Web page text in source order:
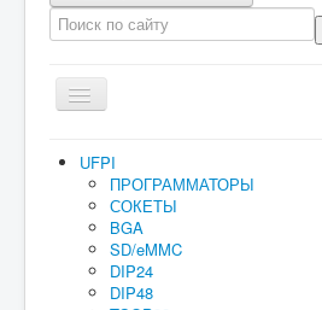
Включить/
выключить
Главная
Руководство
Как купить
Для юридических лиц
UFPI
ПРОГРАММАТОРЫ
СОКЕТЫ
BGA
SD/eMMC
DIP24
DIP48